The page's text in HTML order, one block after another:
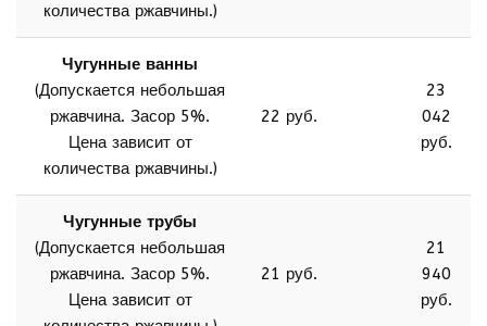
количества ржавчины.)
Чугунные ванны
(Допускается небольшая
ржавчина. Засор 5%.
Цена зависит от
количества ржавчины.)
22 руб.
23
042
руб.
Чугунные трубы
(Допускается небольшая
ржавчина. Засор 5%.
Цена зависит от
21 руб.
21
940
руб.